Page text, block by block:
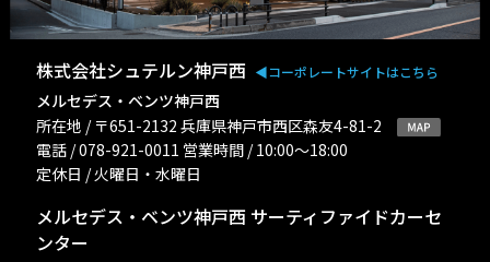
株式会社シュテルン神戸西 ◀︎コーポレートサイトはこちら
メルセデス・ベンツ神戸西
所在地 / 〒651-2132 兵庫県神戸市西区森友4-81-2
電話 / 078-921-0011 営業時間 / 10:00〜18:00
定休日 / 火曜日・水曜日
メルセデス・ベンツ神戸西 サーティファイドカーセ
ンター